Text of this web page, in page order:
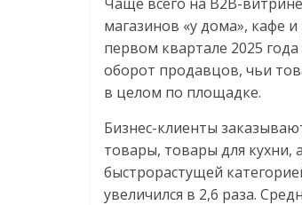
магазинов «у дома», кафе
первом квартале 2025
оборот продавцов, чьи
в целом по площадке.
Бизнес-клиенты
товары, товары для кухни,
быстрорастущей
увеличился в 2,6 раза.